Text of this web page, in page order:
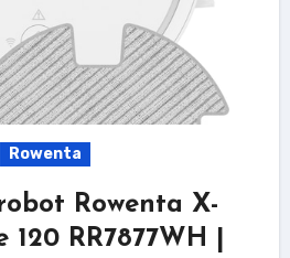
Rowenta
Rowenta X-
120 RR7877WH |